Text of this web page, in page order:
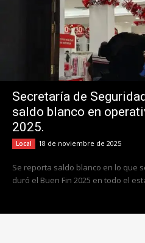
Secretaría de
saldo blanco en
2025.
Local 18 de noviembre de 2025
Se reporta saldo blanco en lo que
duró el Buen Fin 2025 en todo el